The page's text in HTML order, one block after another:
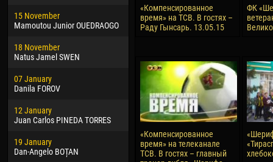
15 November
Mamoutou Junior OUEDRAOGO
18 November
Natus Jamel SWEN
07 January
Danila FOROV
12 January
Juan Carlos PINEDA TORRES
19 January
Dan-Angelo BOȚAN
09 March
Emmanuel AFETSE
22 March
Samba KONÉ
26 March
Vitor Hugo Morais de OLIVEIRA
28 March
Raí LOPES DE OLIVEIRA
15
28
10
15
Ivan
«Компенсированное
время» на ТСВ. В гостях –
Раду Гынсарь. 13.05.15
ФК
«Компенсированное
время» на телеканале
ТСВ. В гостях – главный